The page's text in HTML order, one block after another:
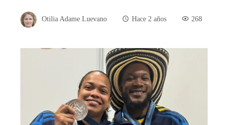
Otilia Adame Luevano Hace 2 años 268